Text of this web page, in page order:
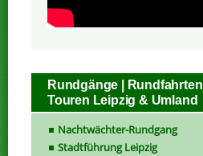
Rundgänge | Rundfahrten |
Touren Leipzig & Umland
Nachtwächter-Rundgang
Stadtführung Leipzig